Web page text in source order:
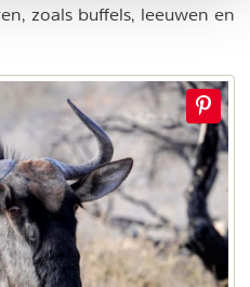
zoals buffels, leeuwen en